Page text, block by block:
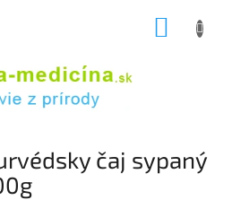
čaj sypaný